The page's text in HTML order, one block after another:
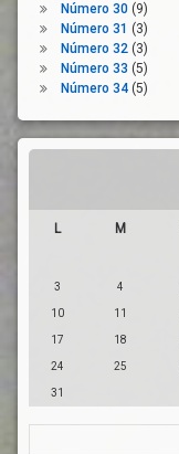
Número 30(9)
Número 31 (3)
Número 32(3)
Número 33 (5)
Número 34(5)
L M
3 4
10 11
17 18
24 25
31